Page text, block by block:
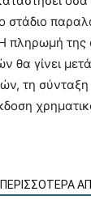
στάδιο
πληρωμή της
θα γίνει
τη
ΠΕΡΙΣΣΟΤΕΡΑ